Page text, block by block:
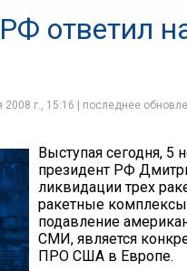
ответил
г., 15:16 | последнее
Выступая сегодня,
президент РФ
ликвидации трех
ракетные
подавление
СМИ, является
ПРО США в Европе.